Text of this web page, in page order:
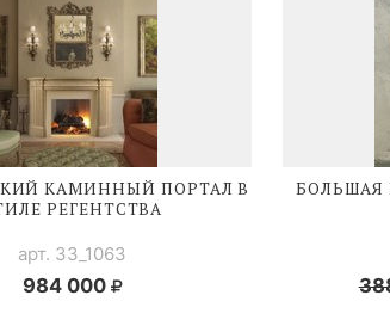
КАМИННЫЙ ПОРТАЛ В
РЕГЕНТСТВА
арт. 33_1063
984 000
БОЛЬШАЯ